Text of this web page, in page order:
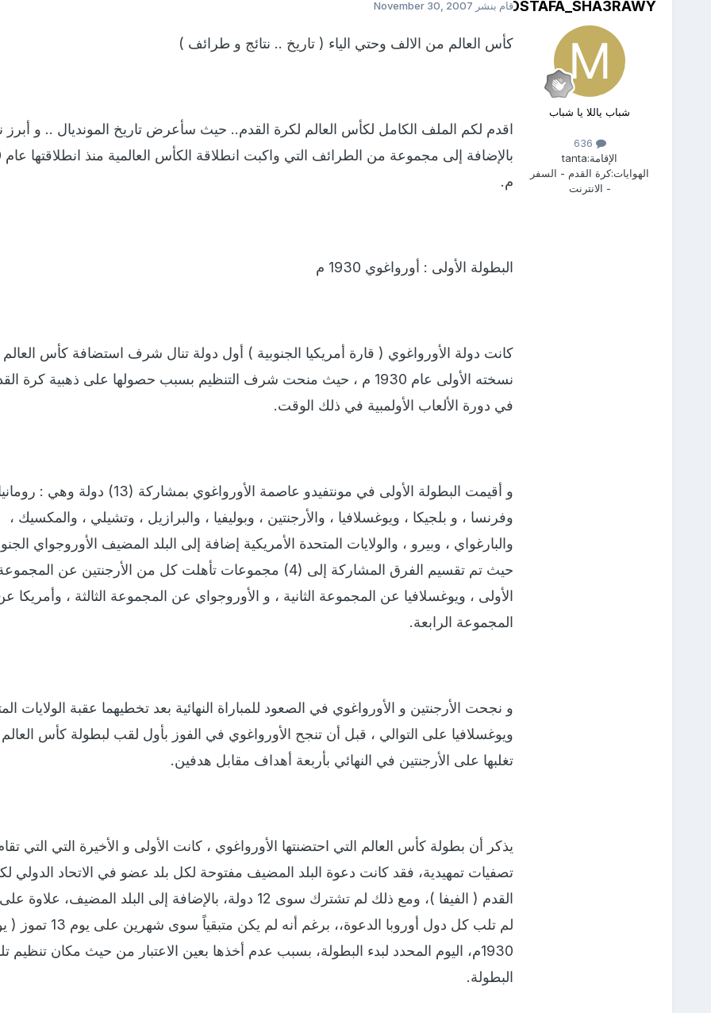
MOSTAFA_SHA3RAWY
شباب ياللا يا شباب
الإقامة:tanta
الهوايات:كرة القدم - السفر
- الانترنت
قام بنشر November 30, 2007
كأس العالم من الالف وحتي الياء ( تاريخ .. نتائج و طرائف )
اقدم لكم الملف الكامل لكأس العالم لكرة القدم.. حيث سأعرض تاريخ المونديال .. و أبرز
م.
البطولة الأولى : أورواغوي 1930 م
كانت دولة الأورواغوي ( قارة أمريكيا الجنوبية ) أول دولة تنال شرف استضافة كأس
نسخته الأولى عام 1930 م ، حيث منحت شرف التنظيم بسبب حصولها على ذهبية كرة
في دورة الألعاب الأولمبية في ذلك الوقت.
و أقيمت البطولة الأولى في مونتفيدو عاصمة الأورواغوي بمشاركة (13) دولة وهي :
وفرنسا ، و بلجيكا ، ويوغسلافيا ، والأرجنتين ، وبوليفيا ، والبرازيل ، وتشيلي ، والمكسيك ،
والبارغواي ، وبيرو ، والولايات المتحدة الأمريكية إضافة إلى البلد المضيف الأوروجواي
حيث تم تقسيم الفرق المشاركة إلى (4) مجموعات تأهلت كل من الأرجنتين عن
الأولى ، ويوغسلافيا عن المجموعة الثانية ، و الأوروجواي عن المجموعة الثالثة ، وأمريكا
المجموعة الرابعة.
و نجحت الأرجنتين و الأورواغوي في الصعود للمباراة النهائية بعد تخطيهما عقبة الولايات
ويوغسلافيا على التوالي ، قبل أن تنجح الأورواغوي في الفوز بأول لقب لبطولة كأس العالم
تغلبها على الأرجنتين في النهائي بأربعة أهداف مقابل هدفين.
يذكر أن بطولة كأس العالم التي احتضنتها الأورواغوي ، كانت الأولى و الأخيرة التي التي
تصفيات تمهيدية، فقد كانت دعوة البلد المضيف مفتوحة لكل بلد عضو في الاتحاد الدولي
القدم ( الفيفا )، ومع ذلك لم تشترك سوى 12 دولة، بالإضافة إلى البلد المضيف،
لم تلب كل دول أوروبا الدعوة،، برغم أنه لم يكن متبقياً
1930م، اليوم المحدد لبدء البطولة، بسبب عدم أخذها بعين الاعتبار من حيث مكان تنظيم
البطولة.